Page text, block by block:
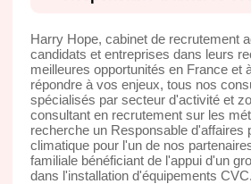
Harry Hope, cabinet de recrutement
candidats et entreprises dans leurs
meilleures opportunités en France et
répondre à vos enjeux, tous nos
spécialisés par secteur d'activité et
consultant en recrutement sur les
recherche un Responsable d'affaires
climatique pour l'un de nos
familiale bénéficiant de l'appui d'un
dans l'installation d'équipements CVC.